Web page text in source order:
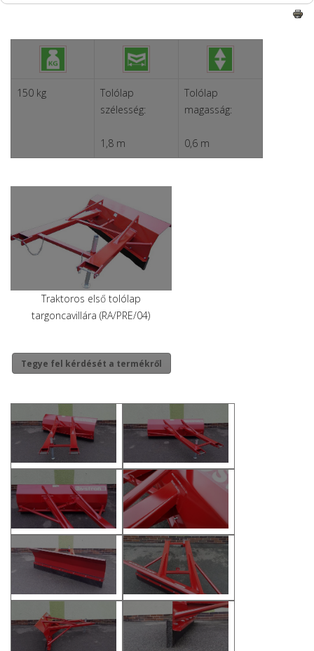
150 kg
Tolólap
szélesség:
1,8 m
Tolólap
magasság:
0,6 m
Traktoros első tolólap
targoncavillára (RA/PRE/04)
Tegye fel kérdését a termékről
Erdőgazdálkodási pályázat
gépbeszerzésre